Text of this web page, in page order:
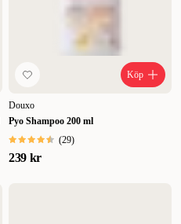
Köp
Douxo
Pyo Shampoo 200 ml
(29)
239 kr